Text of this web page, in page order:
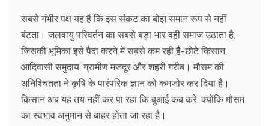
सबसे गंभीर पक्ष यह है कि इस संकट का बोझ समान रूप से नहीं
बंटता। जलवायु परिवर्तन का सबसे बड़ा भार वही समाज उठाता है,
जिसकी भूमिका इसे पैदा करने में सबसे कम रही है-छोटे किसान,
आदिवासी समुदाय, ग्रामीण मजदूर और शहरी गरीब। मौसम की
अनिश्चितता ने कृषि के पारंपरिक ज्ञान को कमजोर कर दिया है।
किसान अब यह तय नहीं कर पा रहा कि बुआई कब करे, क्योंकि मौसम
का स्वभाव अनुमान से बाहर होता जा रहा है।